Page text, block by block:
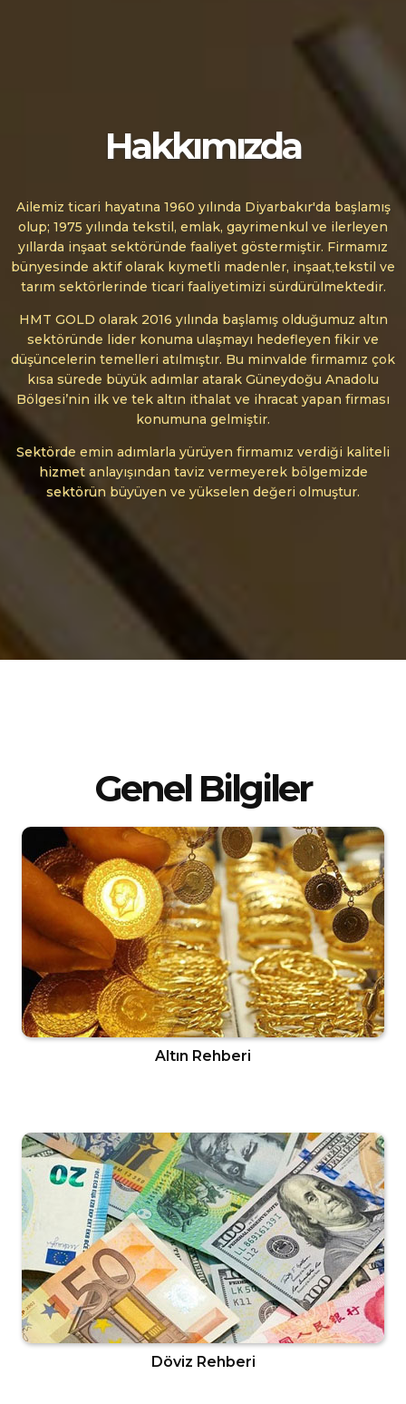
Hakkımızda
Ailemiz ticari hayatına 1960 yılında Diyarbakır'da başlamış
olup; 1975 yılında tekstil, emlak, gayrimenkul ve ilerleyen
yıllarda inşaat sektöründe faaliyet göstermiştir. Firmamız
bünyesinde aktif olarak kıymetli madenler, inşaat,tekstil ve
tarım sektörlerinde ticari faaliyetimizi sürdürülmektedir.
HMT GOLD olarak 2016 yılında başlamış olduğumuz altın
sektöründe lider konuma ulaşmayı hedefleyen fikir ve
düşüncelerin temelleri atılmıştır. Bu minvalde firmamız çok
kısa sürede büyük adımlar atarak Güneydoğu Anadolu
Bölgesi’nin ilk ve tek altın ithalat ve ihracat yapan firması
konumuna gelmiştir.
Sektörde emin adımlarla yürüyen firmamız verdiği kaliteli
hizmet anlayışından taviz vermeyerek bölgemizde
sektörün büyüyen ve yükselen değeri olmuştur.
Genel Bilgiler
Altın Rehberi
Döviz Rehberi